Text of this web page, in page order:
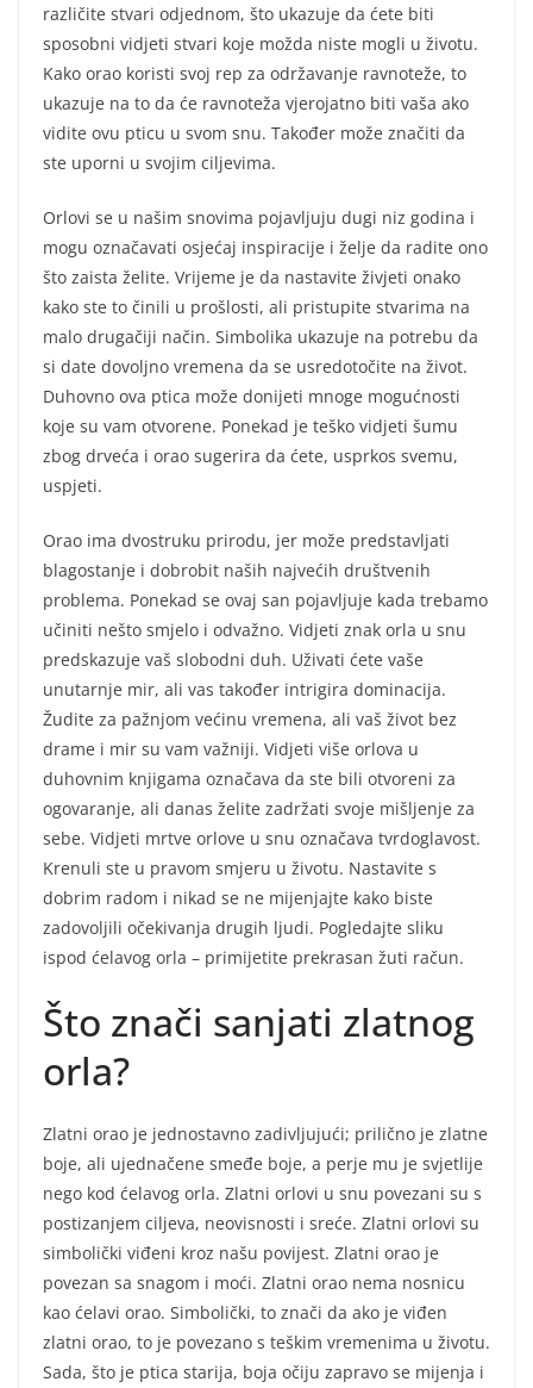
različite stvari odjednom, što ukazuje da ćete biti
sposobni vidjeti stvari koje možda niste mogli u životu.
Kako orao koristi svoj rep za održavanje ravnoteže, to
ukazuje na to da će ravnoteža vjerojatno biti vaša ako
vidite ovu pticu u svom snu. Također može značiti da
ste uporni u svojim ciljevima.
Orlovi se u našim snovima pojavljuju dugi niz godina i
mogu označavati osjećaj inspiracije i želje da radite ono
što zaista želite. Vrijeme je da nastavite živjeti onako
kako ste to činili u prošlosti, ali pristupite stvarima na
malo drugačiji način. Simbolika ukazuje na potrebu da
si date dovoljno vremena da se usredotočite na život.
Duhovno ova ptica može donijeti mnoge mogućnosti
koje su vam otvorene. Ponekad je teško vidjeti šumu
zbog drveća i orao sugerira da ćete, usprkos svemu,
uspjeti.
Orao ima dvostruku prirodu, jer može predstavljati
blagostanje i dobrobit naših najvećih društvenih
problema. Ponekad se ovaj san pojavljuje kada trebamo
učiniti nešto smjelo i odvažno. Vidjeti znak orla u snu
predskazuje vaš slobodni duh. Uživati ćete vaše
unutarnje mir, ali vas također intrigira dominacija.
Žudite za pažnjom većinu vremena, ali vaš život bez
drame i mir su vam važniji. Vidjeti više orlova u
duhovnim knjigama označava da ste bili otvoreni za
ogovaranje, ali danas želite zadržati svoje mišljenje za
sebe. Vidjeti mrtve orlove u snu označava tvrdoglavost.
Krenuli ste u pravom smjeru u životu. Nastavite s
dobrim radom i nikad se ne mijenjajte kako biste
zadovoljili očekivanja drugih ljudi. Pogledajte sliku
ispod ćelavog orla – primijetite prekrasan žuti račun.
Što znači sanjati zlatnog
orla?
Zlatni orao je jednostavno zadivljujući; prilično je zlatne
boje, ali ujednačene smeđe boje, a perje mu je svjetlije
nego kod ćelavog orla. Zlatni orlovi u snu povezani su s
postizanjem ciljeva, neovisnosti i sreće. Zlatni orlovi su
simbolički viđeni kroz našu povijest. Zlatni orao je
povezan sa snagom i moći. Zlatni orao nema nosnicu
kao ćelavi orao. Simbolički, to znači da ako je viđen
zlatni orao, to je povezano s teškim vremenima u životu.
Sada, što je ptica starija, boja očiju zapravo se mijenja i